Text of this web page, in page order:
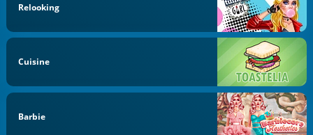
Relooking
Cuisine
Barbie